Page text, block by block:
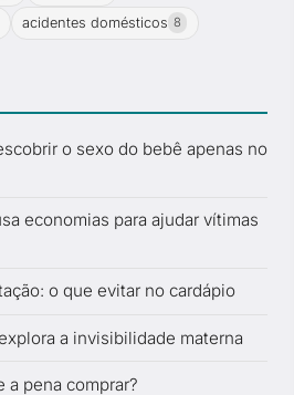
acidentes domésticos 8
o sexo do bebê apenas no
economias para ajudar vítimas
o que evitar no cardápio
a invisibilidade materna
a pena comprar?